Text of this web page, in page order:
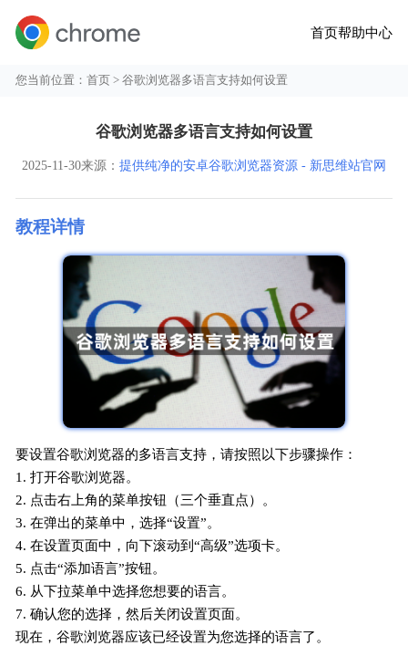
首页帮助中心
您当前位置：首页 > 谷歌浏览器多语言支持如何设置
谷歌浏览器多语言支持如何设置
2025-11-30来源： 提供纯净的安卓谷歌浏览器资源 - 新思维站官网
教程详情
要设置谷歌浏览器的多语言支持，请按照以下步骤操作：
1. 打开谷歌浏览器。
2. 点击右上角的菜单按钮（三个垂直点）。
3. 在弹出的菜单中，选择“设置”。
4. 在设置页面中，向下滚动到“高级”选项卡。
5. 点击“添加语言”按钮。
6. 从下拉菜单中选择您想要的语言。
7. 确认您的选择，然后关闭设置页面。
现在，谷歌浏览器应该已经设置为您选择的语言了。